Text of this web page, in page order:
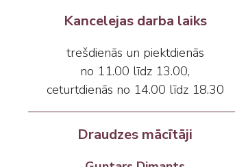
Kancelejas darba laiks
trešdienās un piektdienās
no 11.00 līdz 13.00,
ceturtdienās no 14.00 līdz 18.30
Draudzes mācītāji